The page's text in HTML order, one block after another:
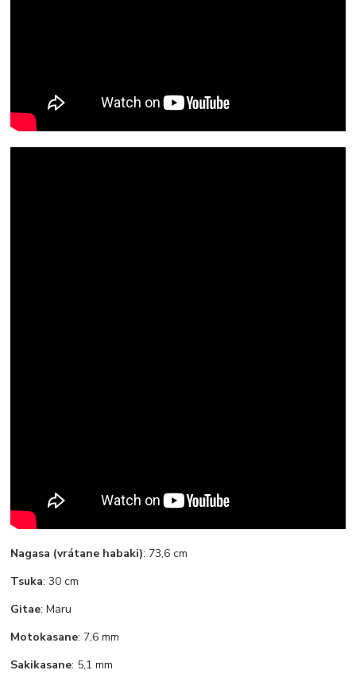
Nagasa (vrátane habaki): 73,6 cm
Tsuka: 30 cm
Gitae: Maru
Motokasane: 7,6 mm
Sakikasane: 5,1 mm